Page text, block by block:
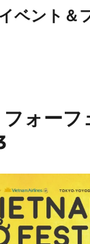
ベント＆
ォーフ